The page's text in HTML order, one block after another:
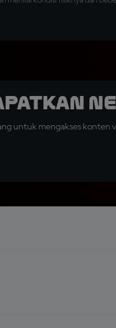
untuk mengakses konten